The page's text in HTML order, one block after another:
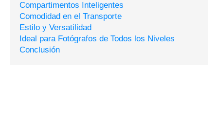
Compartimentos Inteligentes
Comodidad en el Transporte
Estilo y Versatilidad
Ideal para Fotógrafos de Todos los Niveles
Conclusión